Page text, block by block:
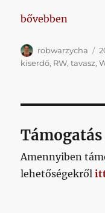
„Ontivero a
bővebben
Szerző
robwarzycha
kiserdő, RW,tavasz,
Támogatás
Amennyiben
lehetőségekről